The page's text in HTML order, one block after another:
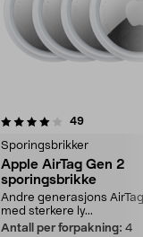
49
Sporingsbrikker
Apple AirTag Gen 2
sporingsbrikke
Andre generasjons
med sterkere ly...
Antall per forpakning: 4